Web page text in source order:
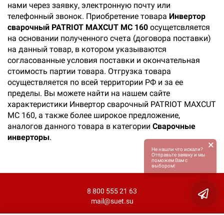
нами через заявку, электронную почту или
телефонный звонок. Приобретение товара Инвертор
сварочный PATRIOT MAXCUT MC 160 осущетсвляется
на основании полученного счета (договора поставки)
на данный товар, в котором указываются
согласованные условия поставки и окончательная
стоимость партии товара. Отгрузка товара
осуществляется по всей территории РФ и за ее
пределы. Вы можете найти на нашем сайте
характеристики Инвертор сварочный PATRIOT MAXCUT
MC 160, а также более широкое предложение,
аналогов данного товара в категории Сварочные
инверторы.
8 800 555 21 63
mail@suet.su
Не нашли что искали?
Отправьте заявку и мы
поможем Вам с
выбором!
×